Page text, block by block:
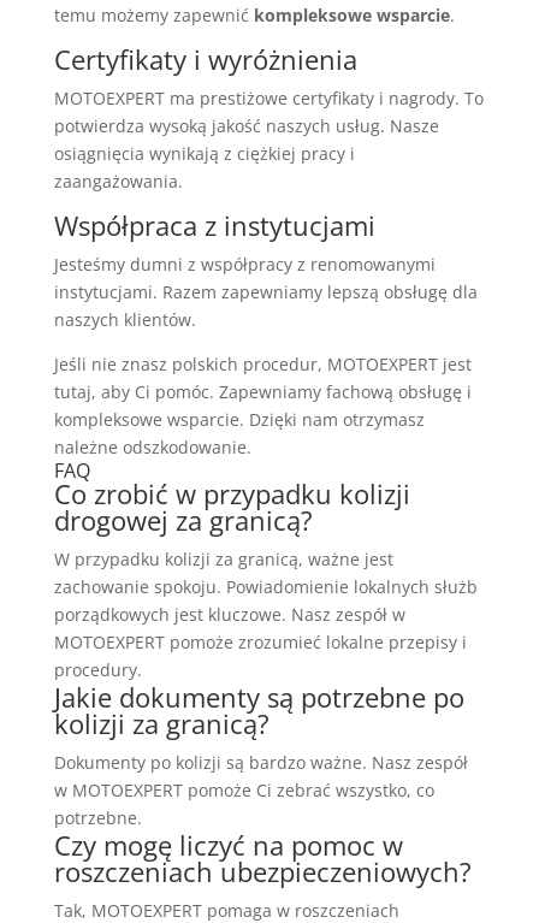
temu możemy zapewnić kompleksowe wsparcie.
Certyfikaty i wyróżnienia
MOTOEXPERT ma prestiżowe certyfikaty i nagrody. To
potwierdza wysoką jakość naszych usług. Nasze
osiągnięcia wynikają z ciężkiej pracy i
zaangażowania.
Współpraca z instytucjami
Jesteśmy dumni z współpracy z renomowanymi
instytucjami. Razem zapewniamy lepszą obsługę dla
naszych klientów.
Jeśli nie znasz polskich procedur, MOTOEXPERT jest
tutaj, aby Ci pomóc. Zapewniamy fachową obsługę i
kompleksowe wsparcie. Dzięki nam otrzymasz
należne odszkodowanie.
FAQ
Co zrobić w przypadku kolizji
drogowej za granicą?
W przypadku kolizji za granicą, ważne jest
zachowanie spokoju. Powiadomienie lokalnych służb
porządkowych jest kluczowe. Nasz zespół w
MOTOEXPERT pomoże zrozumieć lokalne przepisy i
procedury.
Jakie dokumenty są potrzebne po
kolizji za granicą?
Dokumenty po kolizji są bardzo ważne. Nasz zespół
w MOTOEXPERT pomoże Ci zebrać wszystko, co
potrzebne.
Czy mogę liczyć na pomoc w
roszczeniach ubezpieczeniowych?
Tak, MOTOEXPERT pomaga w roszczeniach